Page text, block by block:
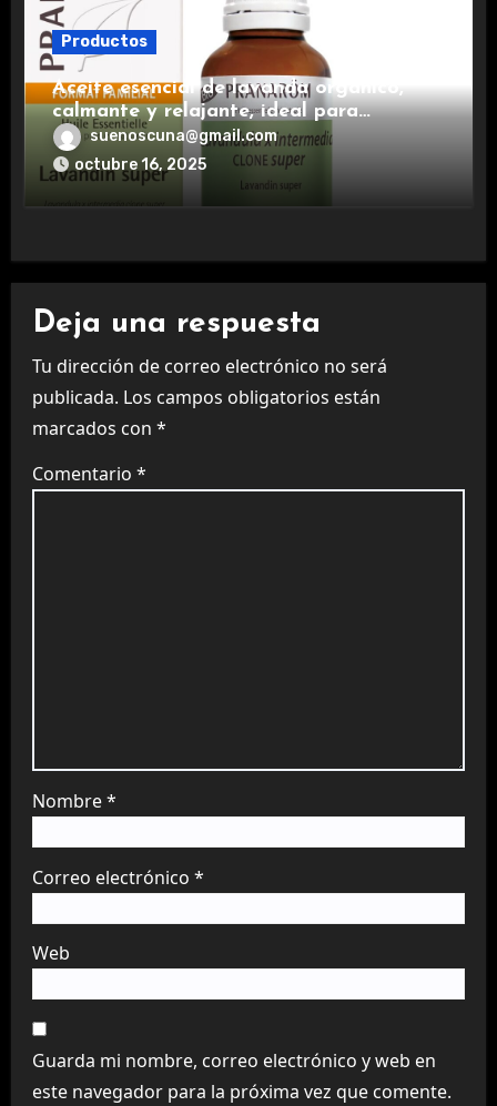
Productos
Aceite esencial de lavanda orgánico,
calmante y relajante, ideal para
aromaterapia.
suenoscuna@gmail.com
octubre 16, 2025
Deja una respuesta
Tu dirección de correo electrónico no será
publicada. Los campos obligatorios están
marcados con *
Comentario *
Nombre*
Correo electrónico *
Web
Guarda mi nombre, correo electrónico y web en
este navegador para la próxima vez que comente.